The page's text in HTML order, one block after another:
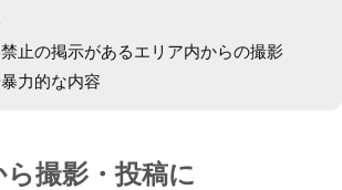
止の掲示があるエリア内からの撮影
力的な内容
撮影・投稿に